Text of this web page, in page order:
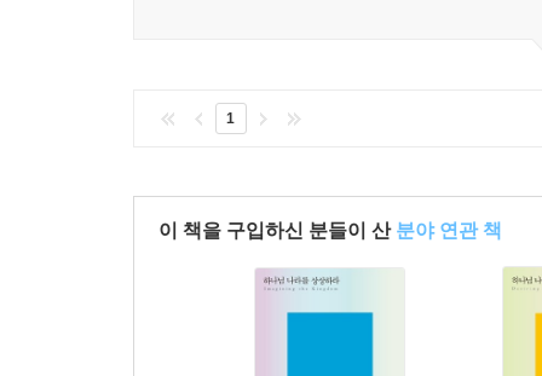
- 루크 브레서튼 케넌 (윤리학연구소, 듀크 대학교
1
이 책을 구입하신 분들이 산 분야 연관 책